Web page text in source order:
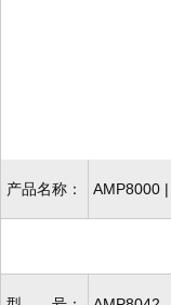
产品名称： AMP8000